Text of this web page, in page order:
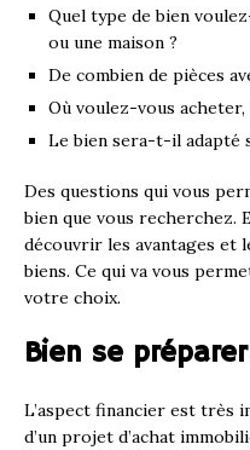
Quel type de bien
ou une maison ?
De combien de pièces
Où voulez-vous
Le bien sera-t-il adapté
Des questions qui vous
bien que vous recherchez.
découvrir les avantages et
biens. Ce qui va vous
votre choix.
Bien se
L’aspect financier est très
d’un projet d’achat